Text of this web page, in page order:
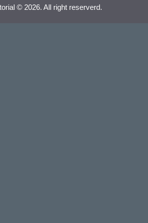
© 2026. All right reserverd.